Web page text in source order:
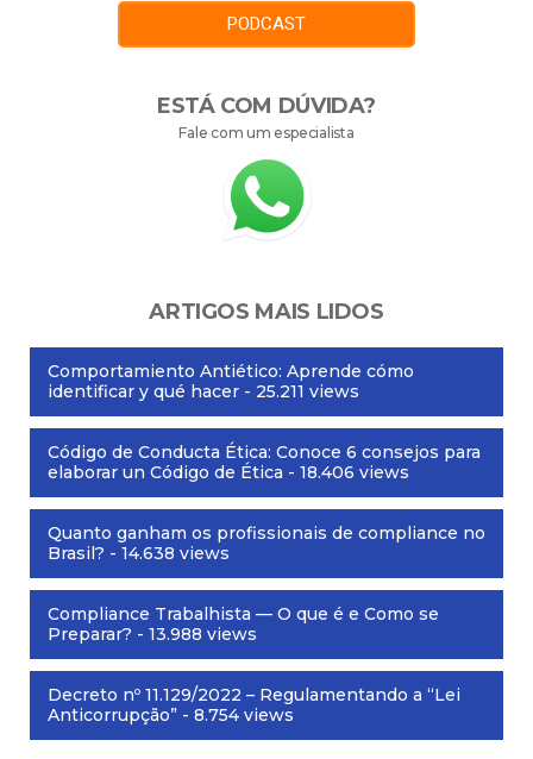
PODCAST
ESTÁ COM DÚVIDA?
Fale com um especialista
ARTIGOS MAIS LIDOS
Comportamiento Antiético: Aprende cómo
identificar y qué hacer - 25.211 views
Código de Conducta Ética: Conoce 6 consejos para
elaborar un Código de Ética - 18.406 views
Quanto ganham os profissionais de compliance no
Brasil? - 14.638 views
Compliance Trabalhista — O que é e Como se
Preparar? - 13.988 views
Decreto nº 11.129/2022 – Regulamentando a “Lei
Anticorrupção” - 8.754 views